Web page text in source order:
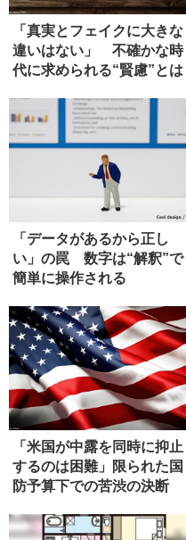
「真実とフェイクに大きな
違いはない」 不確かな時
代に求められる“賢慮”とは
「データがあるから正し
い」の罠 数字は“解釈”で
簡単に操作される
「米国が中露を同時に抑止
するのは困難」限られた国
防予算下での苦渋の決断